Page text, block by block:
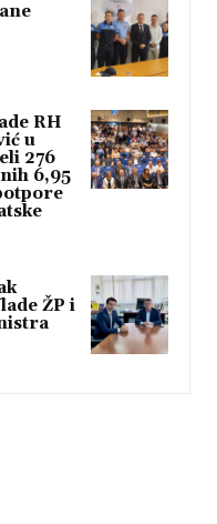
RH
u
276
6,95
ŽP i